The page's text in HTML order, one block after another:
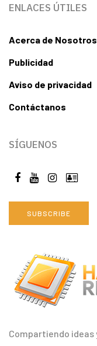
Compartiendo
ENLACES ÚTILES
Acerca de Nosotros
Publicidad
Aviso de privacidad
Contáctanos
SÍGUENOS
SUBSCRIBE